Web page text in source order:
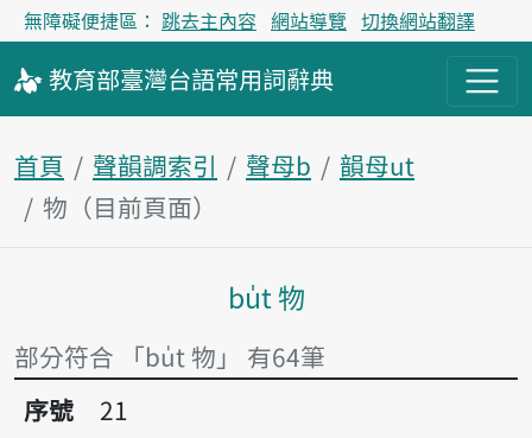
無障礙便捷區： 跳去主內容 網站導覽 切換網站翻譯
教育部臺灣台語常用詞辭典
首頁 聲韻調索引 聲母b
韻母ut
物（目前頁面）
主內容區塊
bu̍t 物
部分符合 「bu̍t 物」 有64筆
序號21物體
序號
21